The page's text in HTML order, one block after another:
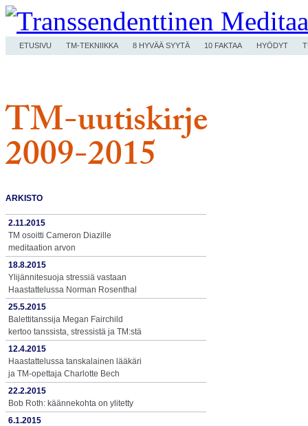
ETUSIVU TM-TEKNIIKKA 8 HYVÄÄ SYYTÄ 10 FAKTAA HYÖDYT
TM-uutiskirje
2009-2015
ARKISTO
2.11.2015
TM osoitti Cameron Diazille
meditaation arvon
18.8.2015
Ylijännitesuoja stressiä vastaan
Haastattelussa Norman Rosenthal
25.5.2015
Balettitanssija Megan Fairchild
kertoo tanssista, stressistä ja TM:stä
12.4.2015
Haastattelussa tanskalainen lääkäri
ja TM-opettaja Charlotte Bech
22.2.2015
Bob Roth: käännekohta on ylitetty
6.1.2015